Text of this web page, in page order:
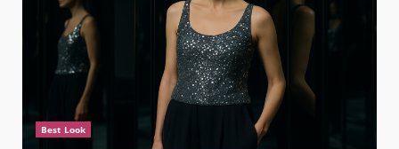
Best Look